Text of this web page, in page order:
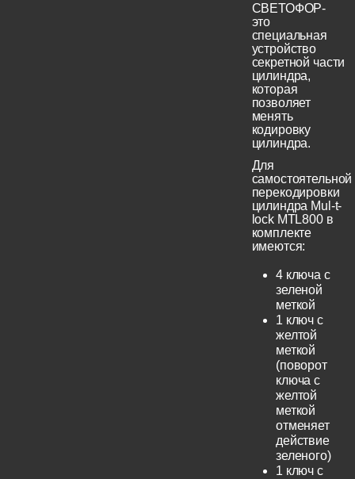
СВЕТОФОР-
это
специальная
устройство
секретной части
цилиндра,
которая
позволяет
менять
кодировку
цилиндра.
Для
самостоятельной
перекодировки
цилиндра Mul-t-
lock MTL800 в
комплекте
имеются:
4 ключа с
зеленой
меткой
1 ключ с
желтой
меткой
(поворот
ключа с
желтой
меткой
отменяет
действие
зеленого)
1 ключ с